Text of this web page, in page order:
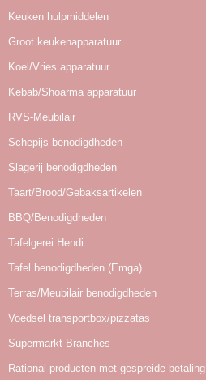
Keuken hulpmiddelen
Groot keukenapparatuur
Koel/Vries apparatuur
Kebab/Shoarma apparatuur
RVS-Meubilair
Schepijs benodigdheden
Slagerij benodigdheden
Taart/Brood/Gebaksartikelen
BBQ/Benodigdheden
Tafelgerei Hendi
Tafel benodigdheden (Emga)
Terras/Meubilair benodigdheden
Voedsel transportbox/pizzatas
Supermarkt-Branches
Rational producten met gespreide betaling